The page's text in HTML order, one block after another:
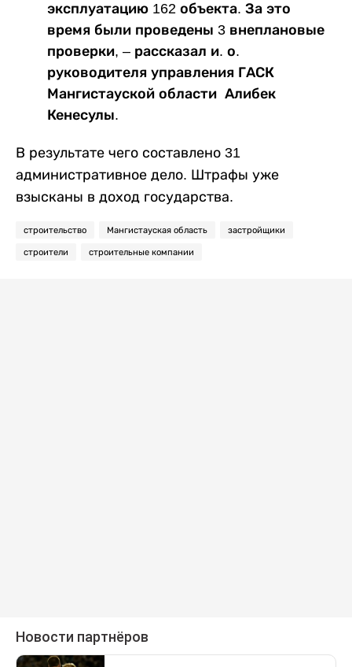
эксплуатацию 162 объекта. За это
время были проведены 3 внеплановые
проверки, – рассказал и. о.
руководителя управления ГАСК
Мангистауской области Алибек
Кенесулы.
В результате чего составлено 31
административное дело. Штрафы уже
взысканы в доход государства.
строительство Мангистауская область застройщики
строители строительные компании